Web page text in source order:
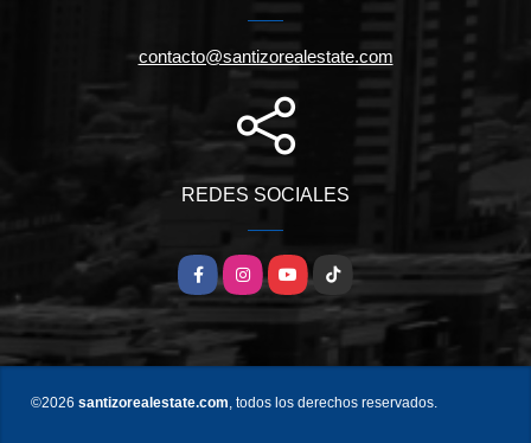
contacto@santizorealestate.com
REDES SOCIALES
FacebookInstagramYouTube
TikTok
©2026 santizorealestate.com, todos los derechos reservados.